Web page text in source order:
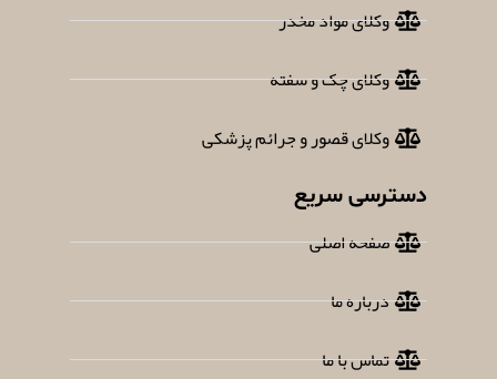
وکلای مواد مخدر
وکلای چک و سفته
وکلای قصور و جرائم پزشکی
دسترسی سریع
صفحه اصلی
درباره ما
تماس با ما